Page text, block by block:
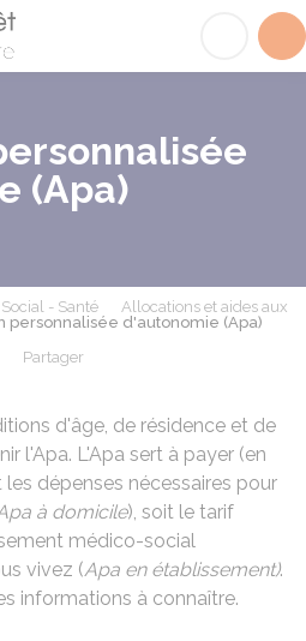
(Apa)
Social - Santé
Allocations et aides aux
personnalisée d'autonomie (Apa)
Partager
d'âge, de résidence et de
l'Apa. L'Apa sert à payer (en
dépenses nécessaires pour
à domicile), soit le tarif
médico-social
vivez (Apa en établissement).
informations à connaître.